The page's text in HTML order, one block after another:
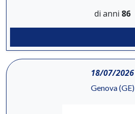
di anni 86
18/07/2026
Genova (GE)